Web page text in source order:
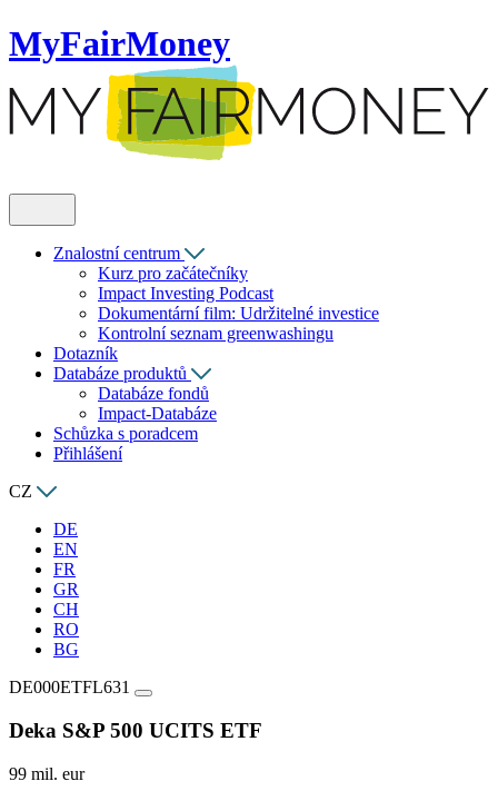
MyFairMoney
Znalostní centrum
Kurz pro začátečníky
Impact Investing Podcast
Dokumentární film: Udržitelné investice
Kontrolní seznam greenwashingu
Dotazník
Databáze produktů
Databáze fondů
Impact-Databáze
Schůzka s poradcem
Přihlášení
CZ
DE
EN
FR
GR
CH
RO
BG
DE000ETFL631
Deka S&P 500 UCITS ETF
99 mil. eur